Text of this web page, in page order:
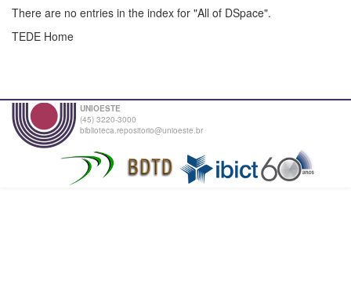
There are no entries in the index for "All of DSpace".
TEDE Home
UNIOESTE
(45) 3220-3000
biblioteca.repositorio@unioeste.br